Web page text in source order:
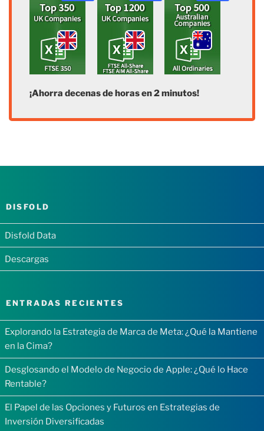
¡Ahorra decenas de horas en 2 minutos!
DISFOLD
Disfold Data
Descargas
ENTRADAS RECIENTES
Explorando la Estrategia de Marca de Meta: ¿Qué la Mantiene
en la Cima?
Desglosando el Modelo de Negocio de Apple: ¿Qué lo Hace
Rentable?
El Papel de las Opciones y Futuros en Estrategias de
Inversión Diversificadas